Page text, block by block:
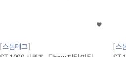
스톰테크
스